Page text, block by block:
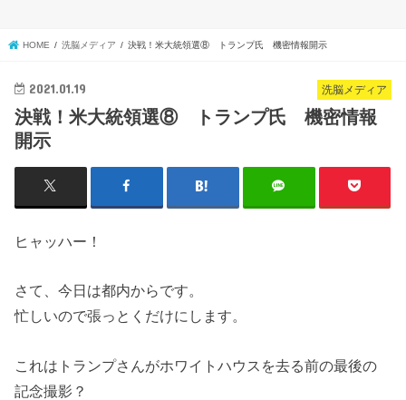
HOME 洗脳メディア 決戦！米大統領選⑧ トランプ氏 機密情報開示
洗脳メディア
2021.01.19
決戦！米大統領選⑧ トランプ氏 機密情報
開示
ヒャッハー！
さて、今日は都内からです。
忙しいので張っとくだけにします。
これはトランプさんがホワイトハウスを去る前の最後の
記念撮影？